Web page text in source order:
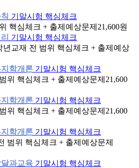
기말시험 핵심체크
핵심체크 + 출제예상문제 21,600원
기말시험 핵심체크
년 교재 전 범위 핵심체크 + 출제예상
학개론 기말시험 핵심체크
위 핵심체크 + 출제예상문제 21,600
학개론 기말시험 핵심체크
위 핵심체크 + 출제예상문제 21,600
학개론 기말시험 핵심체크
범위 핵심체크 + 출제예상문제
과교육 기말시험 핵심체크